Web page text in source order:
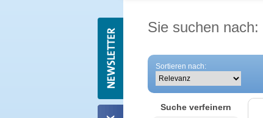
Sie suchen nach:
Sortieren nach:
Suche verfeinern